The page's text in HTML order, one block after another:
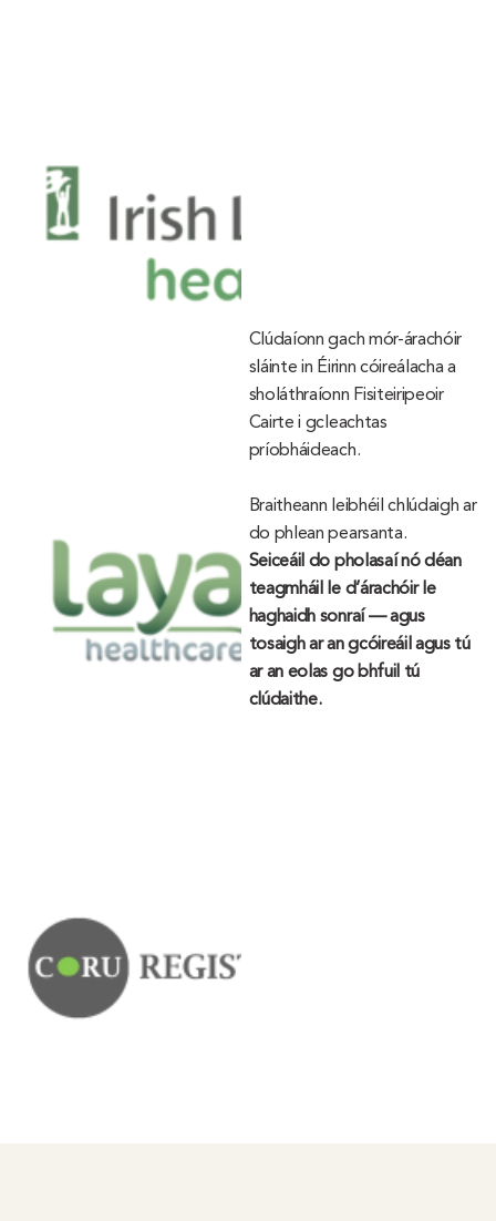
Clúdaíonn gach mór-árachóir
sláinte in Éirinn cóireálacha a
sholáthraíonn Fisiteiripeoir
Cairte i gcleachtas
príobháideach.
Braitheann leibhéil chlúdaigh ar
do phlean pearsanta.
Seiceáil do pholasaí nó déan
teagmháil le d’árachóir le
haghaidh sonraí — agus
tosaigh ar an gcóireáil agus tú
ar an eolas go bhfuil tú
clúdaithe.